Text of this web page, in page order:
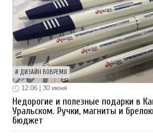
ДИЗАЙН ВОВРЕМЯ
12:06 | 30 июня
Недорогие и полезные подарки в
Уральском. Ручки, магниты и
бюджет